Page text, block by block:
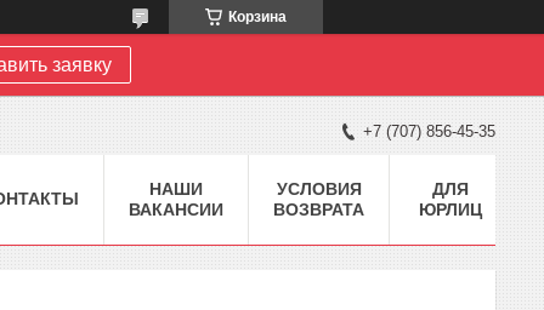
Корзина
заявку
+7 (707) 856-45-35
НАШИ
ВАКАНСИИ
УСЛОВИЯ
ВОЗВРАТА
ДЛЯ
ЮРЛИЦ